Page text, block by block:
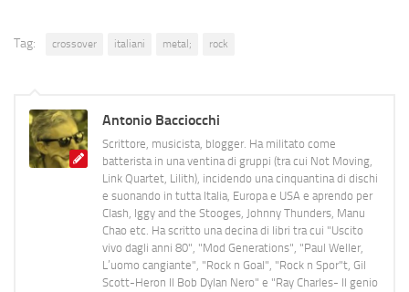
Tag: crossover italiani metal; rock
Antonio Bacciocchi
Scrittore, musicista, blogger. Ha militato come
batterista in una ventina di gruppi (tra cui Not Moving,
Link Quartet, Lilith), incidendo una cinquantina di dischi
e suonando in tutta Italia, Europa e USA e aprendo per
Clash, Iggy and the Stooges, Johnny Thunders, Manu
Chao etc. Ha scritto una decina di libri tra cui "Uscito
vivo dagli anni 80", "Mod Generations", "Paul Weller,
L’uomo cangiante", "Rock n Goal", "Rock n Spor"t, Gil
Scott-Heron Il Bob Dylan Nero" e "Ray Charles- Il genio